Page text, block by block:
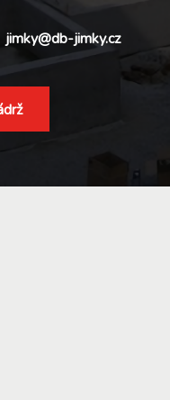
jimky@db-jimky.cz